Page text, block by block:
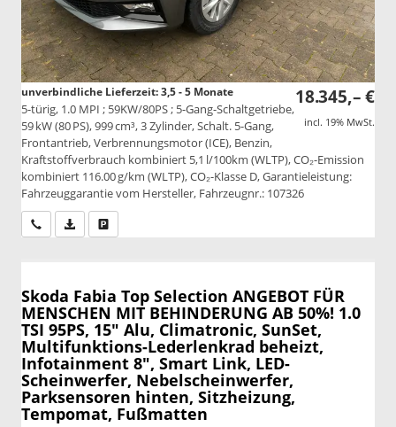
18.345,– €
incl. 19% MwSt.
unverbindliche Lieferzeit: 3,5 - 5 Monate
5-türig, 1.0 MPI ; 59KW/80PS ; 5-Gang-Schaltgetriebe,
59 kW (80 PS), 999 cm³, 3 Zylinder, Schalt. 5-Gang,
Frontantrieb, Verbrennungsmotor (ICE), Benzin,
Kraftstoffverbrauch kombiniert 5,1 l/100km (WLTP), CO₂-Emission
kombiniert 116.00 g/km (WLTP), CO₂-Klasse D, Garantieleistung:
Fahrzeuggarantie vom Hersteller, Fahrzeugnr.: 107326
Wir rufen Sie anPDF-Datei, Fahrzeugexposé drucken
Skoda Fabia Top Selection ANGEBOT FÜR
MENSCHEN MIT BEHINDERUNG AB 50%! 1.0
TSI 95PS, 15" Alu, Climatronic, SunSet,
Multifunktions-Lederlenkrad beheizt,
Infotainment 8", Smart Link, LED-
Scheinwerfer, Nebelscheinwerfer,
Parksensoren hinten, Sitzheizung,
Tempomat, Fußmatten